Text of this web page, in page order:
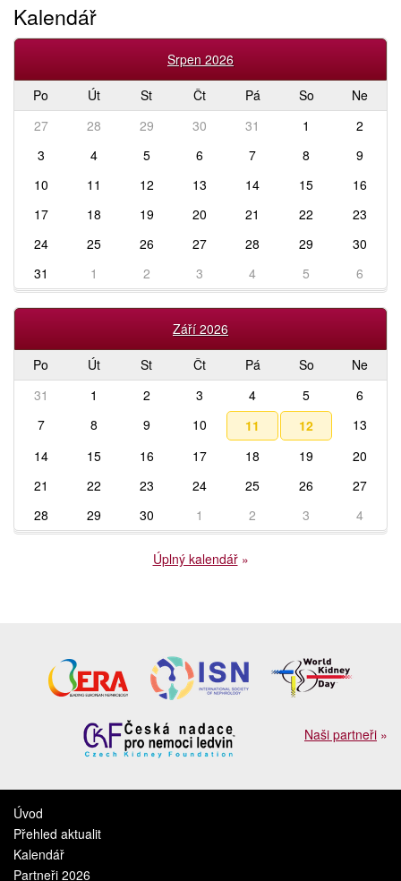
Kalendář
Srpen 2026
Po
Út St Čt Pá So
Ne
27
28 29 30 31 1
2
3
4 5 6 7 8
9
10
11 12 13 14 15
16
17
18 19 20 21 22
23
24
25 26 27 28 29
30
31
1 2 3 4 5 6
Září 2026
Po
Út St Čt Pá So
Ne
31
1 2 3 4 5
6
7
8 9 10 11 12
13
14
15 16 17 18 19
20
21
22 23 24 25 26
27
28
29 30 1 2 3 4
Úplný kalendář»
Naši partneři »
Úvod
Přehled aktualit
Kalendář
Partneři 2026